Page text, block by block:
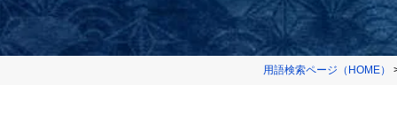
用語検索ページ（HOME）